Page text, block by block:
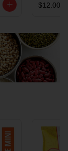
$12.000